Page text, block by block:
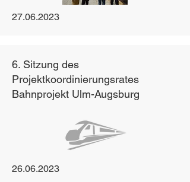
27.06.2023
6. Sitzung des
Projektkoordinierungsrates
Bahnprojekt Ulm-Augsburg
26.06.2023